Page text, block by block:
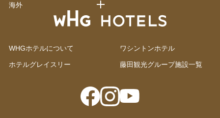
WHGホテルについて ワシントンホテル
ホテルグレイスリー 藤田観光グループ施設一覧
海外